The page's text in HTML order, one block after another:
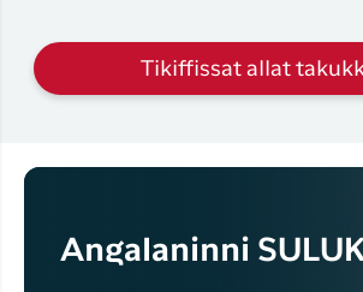
Tikiffissat allat
Angalaninni